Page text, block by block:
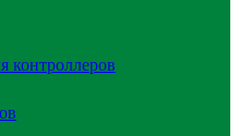
контроллеров